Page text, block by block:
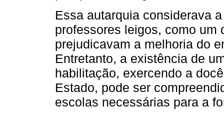
Essa autarquia considerava
professores leigos, como um
prejudicavam a melhoria do
Entretanto, a existência de
habilitação, exercendo a
Estado, pode ser
escolas necessárias para a